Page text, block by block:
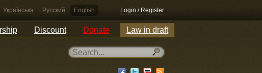
Українська Русский English Login / Register
Discount Donate Law in draft